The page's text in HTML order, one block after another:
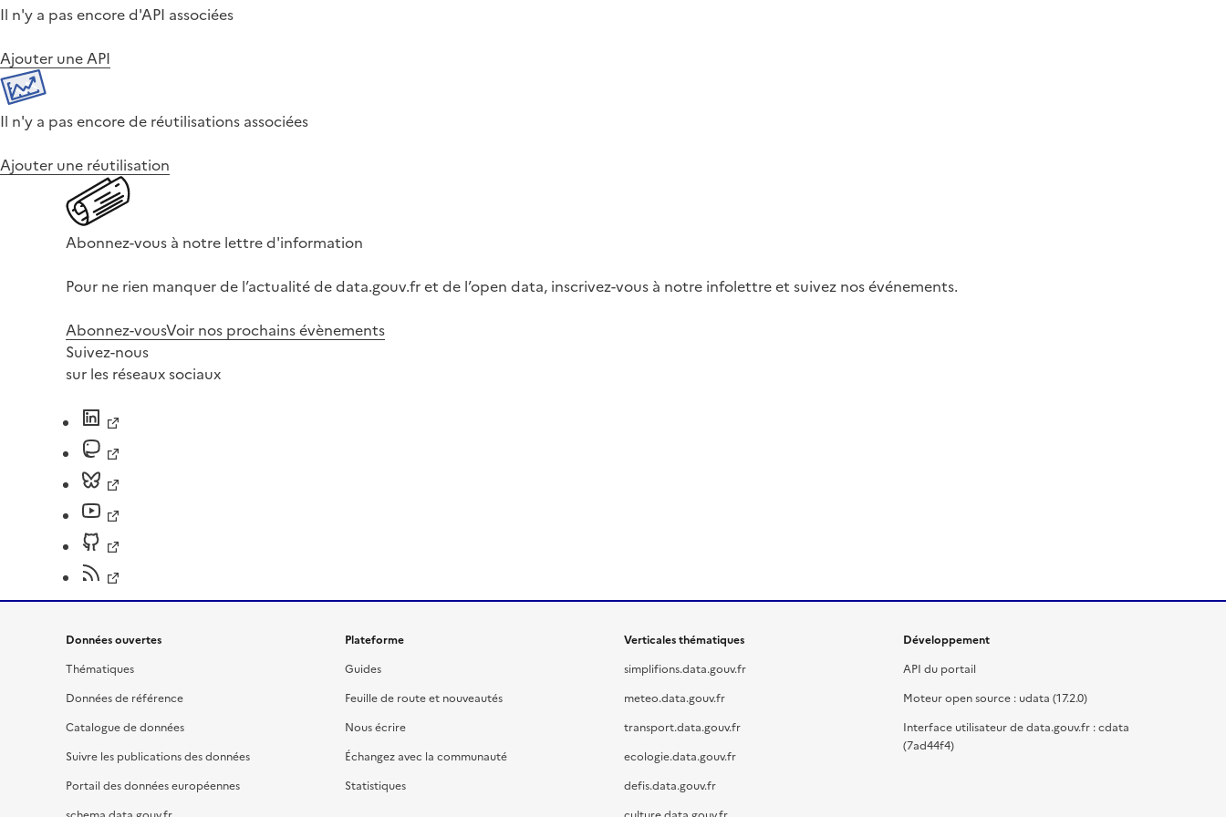
Il n'y a pas encore d'API associées
Ajouter une API
Il n'y a pas encore de réutilisations associées
Ajouter une réutilisation
Abonnez-vous à notre lettre d'information
Pour ne rien manquer de l’actualité de data.gouv.fr et de l’open data, inscrivez-vous à notre infolettre et suivez nos événements.
Abonnez-vousVoir nos prochains évènements
Suivez-nous
sur les réseaux sociaux
Données ouvertes
Thématiques
Données de référence
Catalogue de données
Suivre les publications des données
Portail des données européennes
Plateforme
Guides
Feuille de route et nouveautés
Nous écrire
Échangez avec la communauté
Statistiques
Verticales thématiques
simplifions.data.gouv.fr
meteo.data.gouv.fr
transport.data.gouv.fr
ecologie.data.gouv.fr
defis.data.gouv.fr
Développement
API du portail
Moteur open source : udata (17.2.0)
Interface utilisateur de data.gouv.fr : cdata
(7ad44f4)